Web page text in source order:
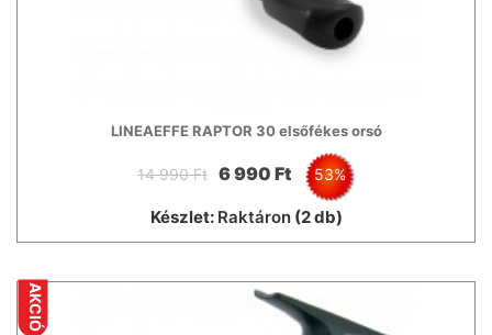
LINEAEFFE RAPTOR 30 elsőfékes orsó
14 990 Ft 6 990 Ft 53%
Készlet: Raktáron(2 db)
AKCIÓ